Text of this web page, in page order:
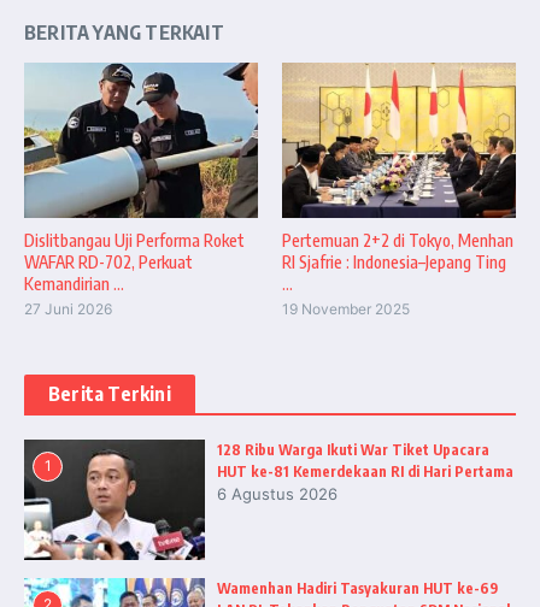
BERITA YANG TERKAIT
Dislitbangau Uji Performa Roket
WAFAR RD-702, Perkuat
Kemandirian ...
27 Juni 2026
Pertemuan 2+2 di Tokyo, Menhan
RI Sjafrie : Indonesia–Jepang Ting
...
19 November 2025
Berita Terkini
1
128 Ribu Warga Ikuti War Tiket Upacara
HUT ke-81 Kemerdekaan RI di Hari Pertama
6 Agustus 2026
Wamenhan Hadiri Tasyakuran HUT ke-69